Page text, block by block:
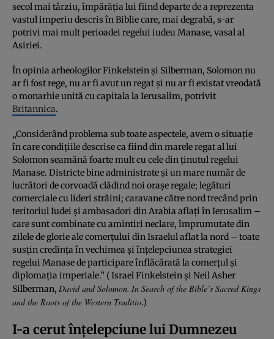
secol mai târziu, împărăția lui fiind departe de a reprezenta
vastul imperiu descris în Biblie care, mai degrabă, s-ar
potrivi mai mult perioadei regelui iudeu Manase, vasal al
Asiriei.
În opinia arheologilor Finkelstein și Silberman, Solomon nu
ar fi fost rege, nu ar fi avut un regat și nu ar fi existat vreodată
o monarhie unită cu capitala la Ierusalim, potrivit
Britannica.
„Considerând problema sub toate aspectele, avem o situație
în care condițiile descrise ca fiind din marele regat al lui
Solomon seamănă foarte mult cu cele din ținutul regelui
Manase. Districte bine administrate și un mare număr de
lucrători de corvoadă clădind noi orașe regale; legături
comerciale cu lideri străini; caravane către nord trecând prin
teritoriul Iudei și ambasadori din Arabia aflați în Ierusalim –
care sunt combinate cu amintiri neclare, împrumutate din
zilele de glorie ale comerțului din Israelul aflat la nord – toate
susțin credința în vechimea și înțelepciunea strategiei
regelui Manase de participare înflăcărată la comerțul și
diplomația imperiale.” ( Israel Finkelstein și Neil Asher
Silberman, David and Solomon. In Search of the Bible’s Sacred Kings
and the Roots of the Western Traditio.)
I-a cerut înțelepciune lui Dumnezeu